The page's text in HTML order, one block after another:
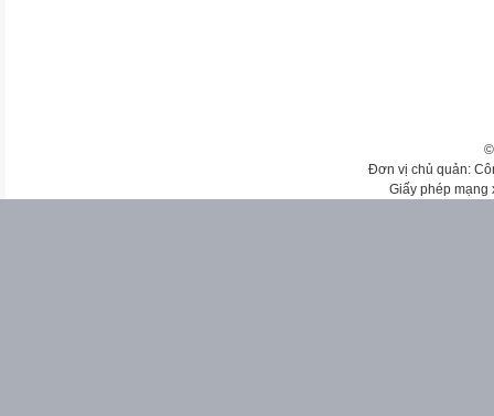
Đơn vị chủ quản:
Giấy phép mạng